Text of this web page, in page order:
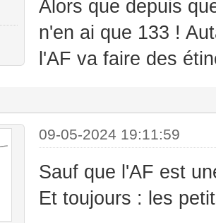
Alors que depuis
n'en ai que 133 !
l'AF va faire des
09-05-2024 19:11:59
Sauf que l'AF est
Et toujours : les